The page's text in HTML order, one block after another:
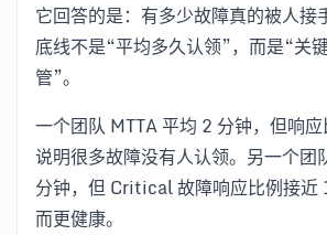
它回答的是：有多少故障真的被人接
底线不是“平均多久认领”，而是“关
管”。
一个团队 MTTA 平均 2 分钟，但响应
说明很多故障没有人认领。另一个团
分钟，但 Critical 故障响应比例接近
而更健康。